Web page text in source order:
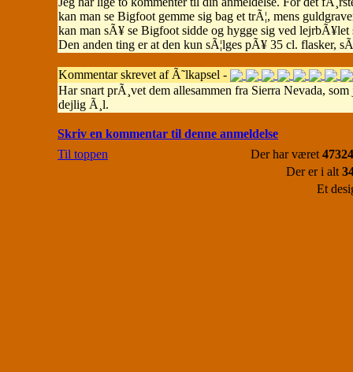
kan man se Bigfoot gemme sig bag et trÃ¦, mens
kan man sÃ¥ se Bigfoot sidde og hygge sig ved lejrbÃ¥let
Den anden ting er at den kun sÃ¦lges pÃ¥ 35 cl. flasker,
Kommentar skrevet af Ã˜lkapsel -
Har snart prÃ¸vet dem allesammen fra Sierra Nevada,
dejlig Ã¸l.
Skriv en kommentar til denne anmeldelse
Til toppen
Der har været
Der er i alt
Et